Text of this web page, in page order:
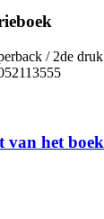
/ 2de
van het boek